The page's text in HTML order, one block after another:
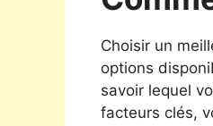
Choisir un
options
savoir lequel
facteurs clés,